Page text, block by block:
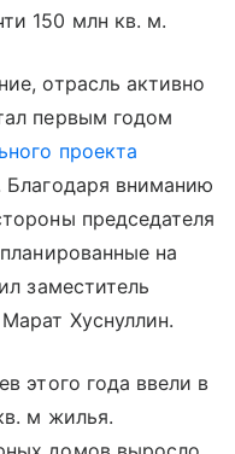
150 млн кв. м.
отрасль активно
первым годом
проекта
Благодаря вниманию
председателя
на
заместитель
Хуснуллин.
этого года ввели в
м жилья.